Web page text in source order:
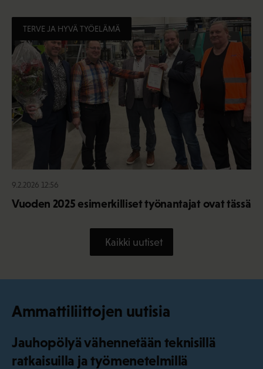
TERVE JA HYVÄ TYÖELÄMÄ
9.2.2026 12:56
Vuoden 2025 esimerkilliset työnantajat ovat tässä
Kaikki uutiset
Ammattiliittojen uutisia
Jauhopölyä vähennetään teknisillä
ratkaisuilla ja työmenetelmillä